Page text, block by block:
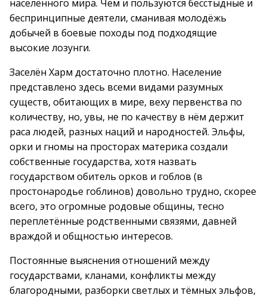
населённого мира. Чем и пользуются бесстыдные и
беспринципные деятели, сманивая молодёжь
добычей в боевые походы под подходящие
высокие лозунги.
Заселён Харм достаточно плотно. Население
представлено здесь всеми видами разумных
существ, обитающих в мире, веху первенства по
количеству, но, увы, не по качеству в нём держит
раса людей, разных наций и народностей. Эльфы,
орки и гномы на просторах материка создали
собственные государства, хотя назвать
государством обитель орков и гоблов (в
простонародье гоблинов) довольно трудно, скорее
всего, это огромные родовые общины, тесно
переплетённые родственными связями, давней
враждой и общностью интересов.
Постоянные выяснения отношений между
государствами, кланами, конфликты между
благородными, разборки светлых и тёмных эльфов,